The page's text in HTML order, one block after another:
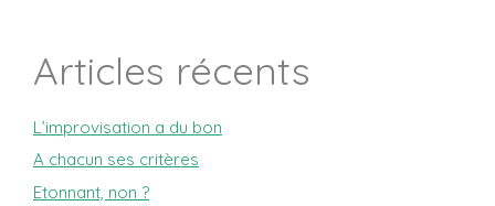
Articles récents
L’improvisation a du bon
A chacun ses critères
Etonnant, non ?